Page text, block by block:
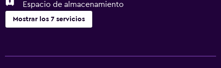
Espacio de almacenamiento
Mostrar los 7 servicios
Servicio de habitaciones